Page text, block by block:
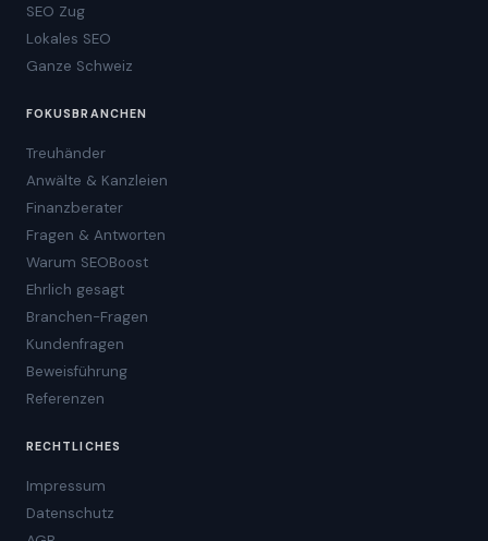
SEO Zug
Lokales SEO
Ganze Schweiz
FOKUSBRANCHEN
Treuhänder
Anwälte & Kanzleien
Finanzberater
Fragen & Antworten
Warum SEOBoost
Ehrlich gesagt
Branchen-Fragen
Kundenfragen
Beweisführung
Referenzen
RECHTLICHES
Impressum
Datenschutz